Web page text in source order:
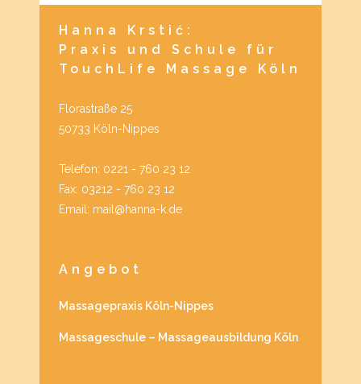
Hanna Krstić:
Praxis und Schule für
TouchLife Massage Köln
Florastraße 25
50733 Köln-Nippes
Telefon: 0221 - 760 23 12
Fax: 03212 - 760 23 12
Email: mail@hanna-k.de
Angebot
Massagepraxis Köln-Nippes
Massageschule – Massageausbildung Köln